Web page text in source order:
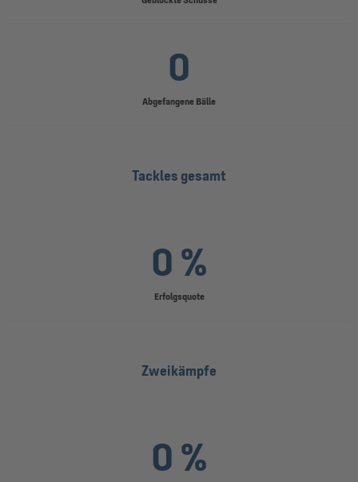
Abgefangene Bälle
0
Tackles gesamt
Erfolgsquote
0 %
Zweikämpfe
0 %